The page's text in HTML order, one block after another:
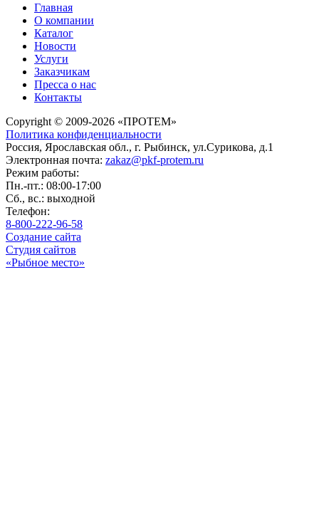
Главная
О компании
Каталог
Новости
Услуги
Заказчикам
Пресса о нас
Контакты
Copyright © 2009-2026 «ПРОТЕМ»
Политика конфиденциальности
Россия, Ярославская обл., г. Рыбинск, ул.Сурикова, д.1
Электронная почта: zakaz@pkf-protem.ru
Режим работы:
Пн.-пт.: 08:00-17:00
Сб., вс.: выходной
Телефон:
8-800-222-96-58
Создание сайта
Студия сайтов
«Рыбное место»